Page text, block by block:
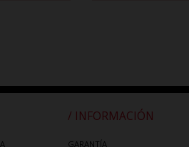
/ INFORMACIÓN
GARANTÍA